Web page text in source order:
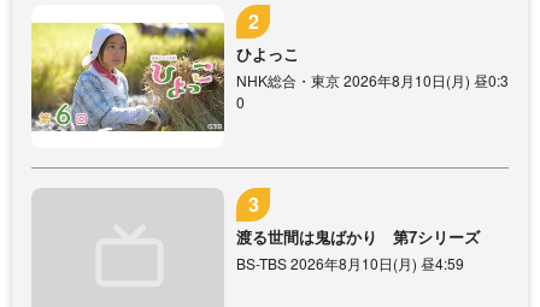
ひよっこ
NHK総合・東京 2026年8月10日(月) 昼0:3
0
渡る世間は鬼ばかり 第7シリーズ
BS-TBS 2026年8月10日(月) 昼4:59